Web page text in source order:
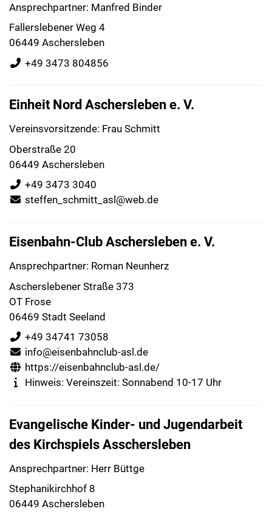
Ansprechpartner: Manfred Binder
Fallerslebener Weg 4
06449 Aschersleben
+49 3473 804856
Einheit Nord Aschersleben e. V.
Vereinsvorsitzende: Frau Schmitt
Oberstraße 20
06449 Aschersleben
+49 3473 3040
steffen_schmitt_asl@web.de
Eisenbahn-Club Aschersleben e. V.
Ansprechpartner: Roman Neunherz
Ascherslebener Straße 373
OT Frose
06469 Stadt Seeland
+49 34741 73058
info@eisenbahnclub-asl.de
https://eisenbahnclub-asl.de/
Hinweis: Vereinszeit: Sonnabend 10-17 Uhr
Evangelische Kinder- und Jugendarbeit
des Kirchspiels Asschersleben
Ansprechpartner: Herr Büttge
Stephanikirchhof 8
06449 Aschersleben